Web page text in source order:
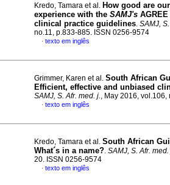
Kredo, Tamara et al. How good are
experience with the SAMJ's
clinical practice guidelines. SAMJ,
no.11, p.833-885. ISSN 0256-9574
· texto em inglês
Grimmer, Karen et al. South African
Efficient, effective and unbiased
SAMJ, S. Afr. med. j., May 2016,
· texto em inglês
Kredo, Tamara et al. South African
What´s in a name?. SAMJ, S. Afr. med.
20. ISSN 0256-9574
· texto em inglês